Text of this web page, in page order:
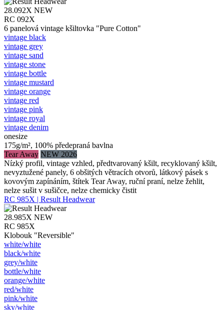
28.092X NEW
RC 092X
6 panelová vintage kšiltovka "Pure Cotton"
vintage black
vintage grey
vintage sand
vintage stone
vintage bottle
vintage mustard
vintage orange
vintage red
vintage pink
vintage royal
vintage denim
onesize
175g/m², 100% předepraná bavlna
Tear Away NEW 2026
Nízký profil, vintage vzhled, předtvarovaný kšilt, recyklovaný kšilt,
nevyztužené panely, 6 obšitých větracích otvorů, látkový pásek s
kovovým zapínáním, štítek Tear Away, ruční praní, nelze žehlit,
nelze sušit v sušičce, nelze chemicky čistit
RC 985X | Result Headwear
28.985X NEW
RC 985X
Klobouk "Reversible"
white/​white
black/​white
grey/​white
bottle/​white
orange/​white
red/​white
pink/​white
sky/​white